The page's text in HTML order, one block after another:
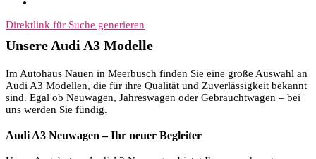
Direktlink für Suche generieren
Unsere Audi A3 Modelle
Im Autohaus Nauen in Meerbusch finden Sie eine große Auswahl an
Audi A3 Modellen, die für ihre Qualität und Zuverlässigkeit bekannt
sind. Egal ob Neuwagen, Jahreswagen oder Gebrauchtwagen – bei
uns werden Sie fündig.
Audi A3 Neuwagen – Ihr neuer Begleiter